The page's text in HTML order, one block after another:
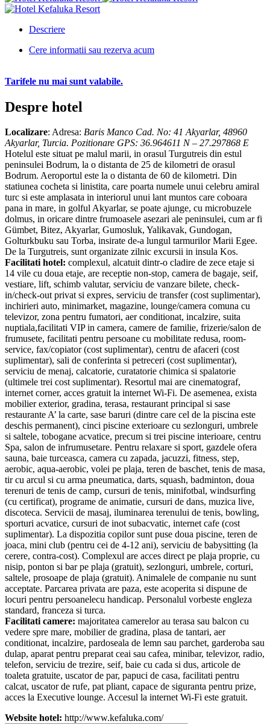
Descriere
Cere informatii sau rezerva acum
Tarifele nu mai sunt valabile.
Despre hotel
Localizare: Adresa: Baris Manco Cad. No: 41 Akyarlar, 48960
Akyarlar, Turcia. Pozitionare GPS: 36.964611 N – 27.297868 E
Hotelul este situat pe malul marii, in orasul Turgutreis din estul
peninsulei Bodrum, la o distanta de 25 de kilometri de orasul
Bodrum. Aeroportul este la o distanta de 60 de kilometri. Din
statiunea cocheta si linistita, care poarta numele unui celebru amiral
turc si este amplasata in interiorul unui lant muntos care coboara
pana in mare, in golful Akyarlar, se poate ajunge, cu microbuzele
dolmus, in oricare dintre frumoasele asezari ale peninsulei, cum ar fi
Gümbet, Bitez, Akyarlar, Gumosluk, Yalikavak, Gundogan,
Golturkbuku sau Torba, insirate de-a lungul tarmurilor Marii Egee.
De la Turgutreis, sunt organizate zilnic excursii in insula Kos.
Facilitati hotel: complexul, alcatuit dintr-o cladire de zece etaje si
14 vile cu doua etaje, are receptie non-stop, camera de bagaje, seif,
vestiare, lift, schimb valutar, serviciu de vanzare bilete, check-
in/check-out privat si expres, serviciu de transfer (cost suplimentar),
inchirieri auto, minimarket, magazine, lounge/camera comuna cu
televizor, zona pentru fumatori, aer conditionat, incalzire, suita
nuptiala,facilitati VIP in camera, camere de familie, frizerie/salon de
frumusete, facilitati pentru persoane cu mobilitate redusa, room-
service, fax/copiator (cost suplimentar), centru de afaceri (cost
suplimentar), sali de conferinta si petreceri (cost suplimentar),
serviciu de menaj, calcatorie, curatatorie chimica si spalatorie
(ultimele trei cost suplimentar). Resortul mai are cinematograf,
internet corner, acces gratuit la internet Wi-Fi. De asemenea, exista
mobilier exterior, gradina, terasa, restaurant principal si sase
restaurante A’ la carte, sase baruri (dintre care cel de la piscina este
deschis permanent), cinci piscine exterioare cu sezlonguri, umbrele
si saltele, tobogane acvatice, precum si trei piscine interioare, centru
Spa, salon de infrumusetare. Pentru relaxare si sport, gazdele ofera
sauna, baie turceasca, camera cu zapada, jacuzzi, fitness, step,
aerobic, aqua-aerobic, volei pe plaja, teren de baschet, tenis de masa,
tir cu arcul si cu arma pneumatica, darts, squash, badminton, doua
terenuri de tenis de camp, cursuri de tenis, minifotbal, windsurfing
(cu certificat), programe de animatie, cursuri de dans, muzica live,
discoteca. Servicii de masaj, iluminarea terenului de tenis, bowling,
sporturi acvatice, cursuri de inot subacvatic, internet cafe (cost
suplimentar). La dispozitia copilor sunt puse doua piscine, teren de
joaca, mini club (pentru cei de 4-12 ani), serviciu de babysitting (la
cerere, contra-cost). Complexul are acces direct pe plaja proprie, cu
nisip, ponton si bar pe plaja (gratuit), sezlonguri, umbrele, corturi,
saltele, prosoape de plaja (gratuit). Animalele de companie nu sunt
acceptate. Parcarea privata are paza, este acoperita si dispune de
locuri pentru persoanelecu handicap. Personalul vorbeste engleza
standard, franceza si turca.
Facilitati camere: majoritatea camerelor au terasa sau balcon cu
vedere spre mare, mobilier de gradina, plasa de tantari, aer
conditionat, incalzire, pardoseala de lemn sau parchet, garderoba sau
dulap, aparat pentru preparat ceai sau cafea, minibar, televizor, radio,
telefon, serviciu de trezire, seif, baie cu cada si dus, articole de
toaleta gratuite, uscator de par, papuci de casa, facilitati pentru
calcat, uscator de rufe, pat pliant, capace de siguranta pentru prize,
acces la Executive lounge. Accesul la internet Wi-Fi este gratuit.
Website hotel: http://www.kefaluka.com/